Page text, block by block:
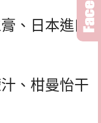
、日本進口
、柑曼怡干